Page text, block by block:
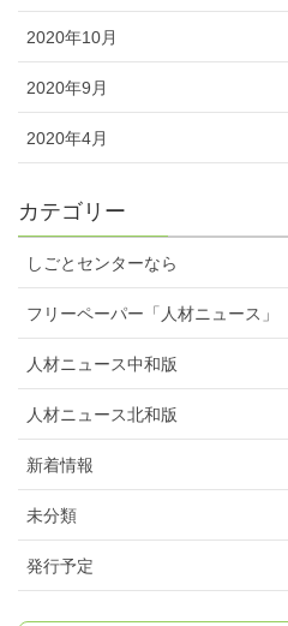
2020年10月
2020年9月
2020年4月
カテゴリー
しごとセンターなら
フリーペーパー「人材ニュース」
人材ニュース中和版
人材ニュース北和版
新着情報
未分類
発行予定